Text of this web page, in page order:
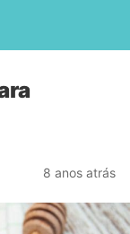
8 anos atrás